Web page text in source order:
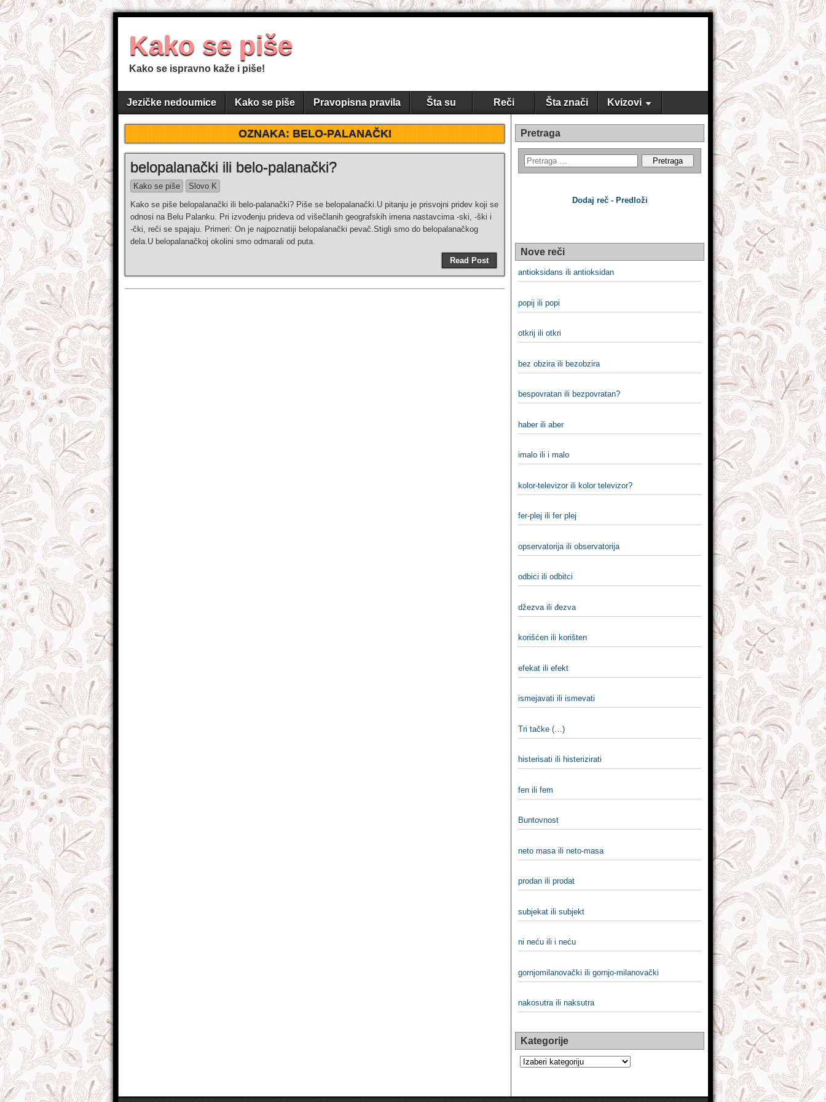
Kako se piše
Kako se ispravno kaže i piše!
Jezičke nedoumice Kako se piše Pravopisna pravila Šta su Reči Šta znači Kvizovi
OZNAKA:BELO-PALANAČKI
belopalanački ili belo-palanački?
Kako se piše
Slovo K
Kako se piše belopalanački ili belo-palanački? Piše se belopalanački.U pitanju je prisvojni pridev koji se
odnosi na Belu Palanku. Pri izvođenju prideva od višečlanih geografskih imena nastavcima -ski, -ški i
-čki, reči se spajaju. Primeri: On je najpoznatiji belopalanački pevač.Stigli smo do belopalanačkog
dela.U belopalanačkoj okolini smo odmarali od puta.
Read Post
Pretraga
Dodaj reč - Predloži
Nove reči
antioksidans ili antioksidan
popij ili popi
otkrij ili otkri
bez obzira ili bezobzira
bespovratan ili bezpovratan?
haber ili aber
imalo ili i malo
kolor-televizor ili kolor televizor?
fer-plej ili fer plej
opservatorija ili observatorija
odbici ili odbitci
džezva ili đezva
korišćen ili korišten
efekat ili efekt
ismejavati ili ismevati
Tri tačke (…)
histerisati ili histerizirati
fen ili fem
Buntovnost
neto masa ili neto-masa
prodan ili prodat
subjekat ili subjekt
ni neću ili i neću
gornjomilanovački ili gornjo-milanovački
nakosutra ili naksutra
Kategorije
Kategorije